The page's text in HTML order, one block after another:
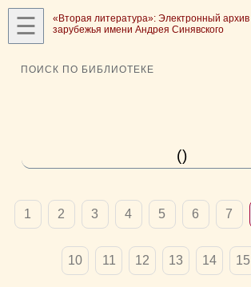
☰
«Вторая литература»: Электронный архив
зарубежья имени Андрея Синявского
ПОИСК ПО БИБЛИОТЕКЕ
()
1 2 3 4 5 6 7
10 11 12 13 14 15